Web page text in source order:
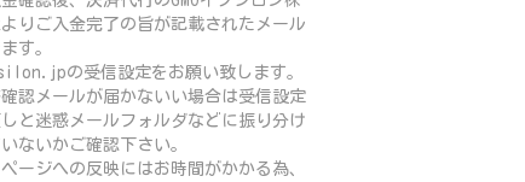
りご入金完了の旨が記載されたメール
す。
の受信設定をお願い致します。
認メールが届かないい場合は受信設定
と迷惑メールフォルダなどに振り分け
ないかご確認下さい。
ージへの反映にはお時間がかかる為、